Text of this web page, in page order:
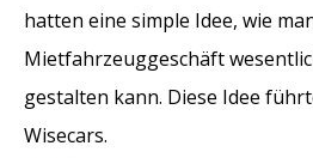
hatten eine simple Idee, wie
Mietfahrzeuggeschäft
gestalten kann. Diese Idee
Wisecars.